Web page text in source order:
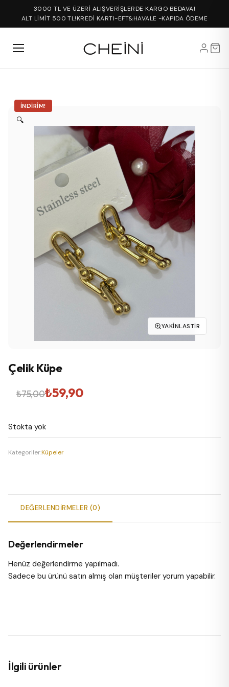
3000 TL VE ÜZERİ ALIŞVERİŞLERDE KARGO BEDAVA!
ALT LİMİT 500 TL!KREDİ KARTI-EFT&HAVALE -KAPIDA ÖDEME
İNDIRIM!
🔍
YAKINLASTIR
Çelik Küpe
₺75,00
Orijinal
₺75,00.
₺59,90
Şu
fiyat:
₺59,90.
Stokta yok
Kategoriler:Küpeler
DEĞERLENDIRMELER (0)
Değerlendirmeler
Henüz değerlendirme yapılmadı.
Sadece bu ürünü satın almış olan müşteriler yorum yapabilir.
İlgili ürünler